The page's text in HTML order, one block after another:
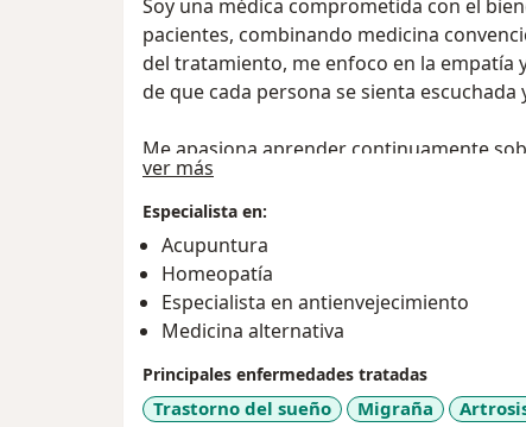
Soy una médica comprometida con el
pacientes, combinando medicina
del tratamiento, me enfoco en la empatía
de que cada persona se sienta escuchada
Me apasiona aprender continuamente
mi enfoque y ayuden a mejorar la salud
los pequeños cambios diarios para lograr
bienestar.
Si buscas una consulta cercana,
adaptadas a ti, será un gusto
ver más
Especialista en:
Acupuntura
Homeopatía
Especialista en antienvejecimiento
Medicina alternativa
Principales enfermedades tratadas
Trastorno del sueño Migraña